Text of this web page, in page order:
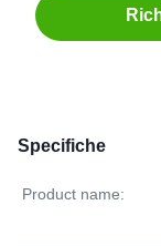
Specifiche
Product name: